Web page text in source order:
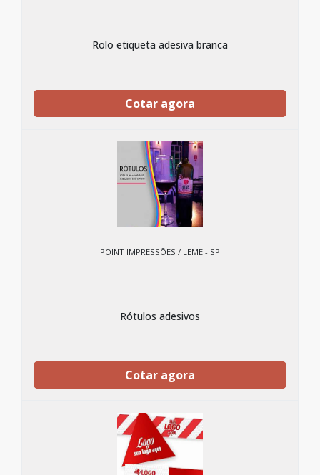
Rolo etiqueta adesiva branca
Cotar agora
POINT IMPRESSÕES / LEME - SP
Rótulos adesivos
Cotar agora